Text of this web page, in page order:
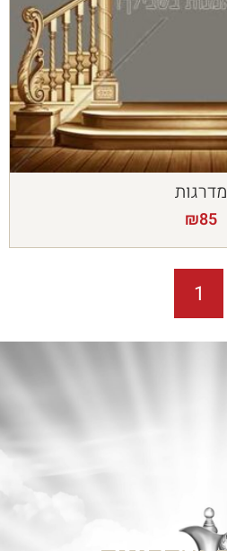
מדרגות
₪85
1